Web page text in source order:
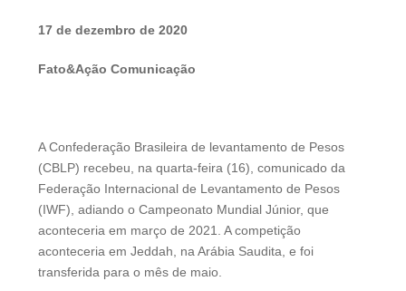
17 de dezembro de 2020
Fato&Ação Comunicação
A Confederação Brasileira de levantamento de Pesos
(CBLP) recebeu, na quarta-feira (16), comunicado da
Federação Internacional de Levantamento de Pesos
(IWF), adiando o Campeonato Mundial Júnior, que
aconteceria em março de 2021. A competição
aconteceria em Jeddah, na Arábia Saudita, e foi
transferida para o mês de maio.